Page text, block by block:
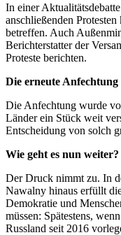
In einer
anschließenden
betreffen. Auch
Berichterstatter der
Proteste berichten.
Die erneute
Die Anfechtung wurde
Länder ein Stück weit
Entscheidung von solch
Wie geht es nun weiter?
Der Druck nimmt zu. In
Nawalny hinaus erfüllt
Demokratie und
müssen: Spätestens,
Russland seit 2016